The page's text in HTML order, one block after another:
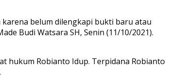
belum dilengkapi bukti baru atau
Budi Watsara SH, Senin (11/10/2021).
hukum Robianto Idup. Terpidana Robianto